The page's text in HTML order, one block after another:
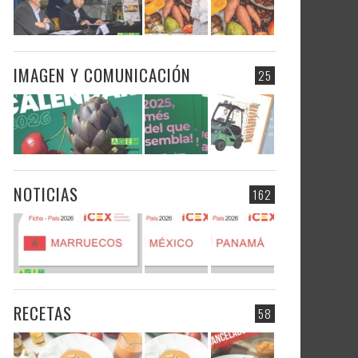
25
IMAGEN Y COMUNICACIÓN
162
NOTICIAS
58
RECETAS